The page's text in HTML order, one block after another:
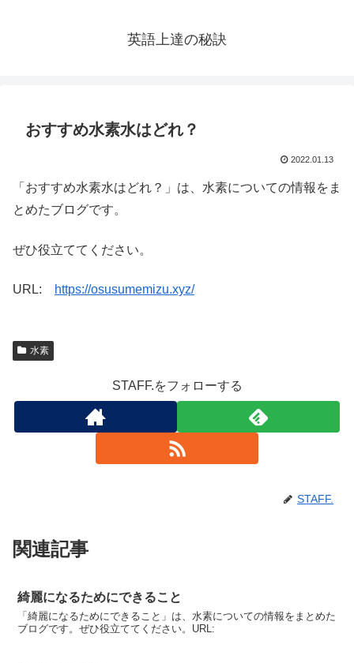
英語上達の秘訣
おすすめ水素水はどれ？
2022.01.13
「おすすめ水素水はどれ？」は、水素についての情報をま
とめたブログです。
ぜひ役立ててください。
URL: https://osusumemizu.xyz/
水素
STAFF.をフォローする
STAFF.
関連記事
綺麗になるためにできること
「綺麗になるためにできること」は、水素についての情報をまとめた
ブログです。ぜひ役立ててください。URL: